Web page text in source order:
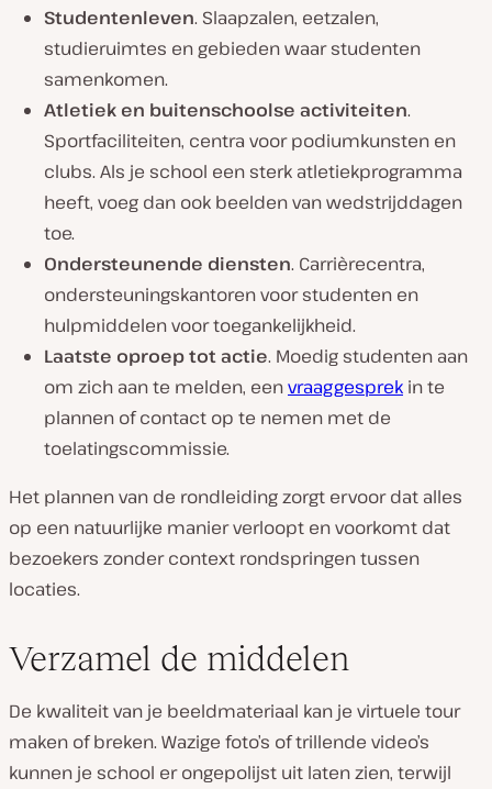
Studentenleven. Slaapzalen, eetzalen,
studieruimtes en gebieden waar studenten
samenkomen.
Atletiek en buitenschoolse activiteiten.
Sportfaciliteiten, centra voor podiumkunsten en
clubs. Als je school een sterk atletiekprogramma
heeft, voeg dan ook beelden van wedstrijddagen
toe.
Ondersteunende diensten. Carrièrecentra,
ondersteuningskantoren voor studenten en
hulpmiddelen voor toegankelijkheid.
Laatste oproep tot actie. Moedig studenten aan
om zich aan te melden, eenvraaggesprek in te
plannen of contact op te nemen met de
toelatingscommissie.
Het plannen van de rondleiding zorgt ervoor dat alles
op een natuurlijke manier verloopt en voorkomt dat
bezoekers zonder context rondspringen tussen
locaties.
Verzamel de middelen
De kwaliteit van je beeldmateriaal kan je virtuele tour
maken of breken. Wazige foto’s of trillende video’s
kunnen je school er ongepolijst uit laten zien, terwijl